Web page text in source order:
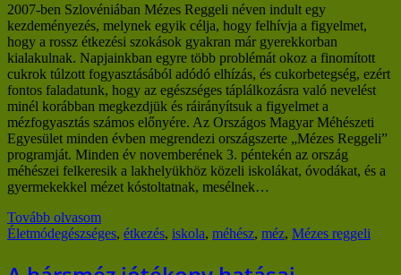
2007-ben Szlovéniában Mézes Reggeli néven indult egy
kezdeményezés, melynek egyik célja, hogy felhívja a figyelmet,
hogy a rossz étkezési szokások gyakran már gyerekkorban
kialakulnak. Napjainkban egyre több problémát okoz a finomított
cukrok túlzott fogyasztásából adódó elhízás, és cukorbetegség, ezért
fontos faladatunk, hogy az egészséges táplálkozásra való nevelést
minél korábban megkezdjük és ráirányítsuk a figyelmet a
mézfogyasztás számos előnyére. Az Országos Magyar Méhészeti
Egyesület minden évben megrendezi országszerte „Mézes Reggeli”
programját. Minden év novemberének 3. péntekén az ország
méhészei felkeresik a lakhelyükhöz közeli iskolákat, óvodákat, és a
gyermekekkel mézet kóstoltatnak, mesélnek…
Tovább olvasom
Életmódegészséges, étkezés, iskola, méhész, méz, Mézes reggeli